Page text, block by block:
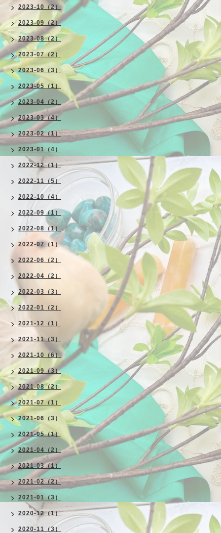
2023-10（2）
2023-09（2）
2023-08（2）
2023-07（2）
2023-06（3）
2023-05（1）
2023-04（2）
2023-03（4）
2023-02（1）
2023-01（4）
2022-12（1）
2022-11（5）
2022-10（4）
2022-09（1）
2022-08（1）
2022-07（1）
2022-06（2）
2022-04（2）
2022-03（3）
2022-01（2）
2021-12（1）
2021-11（3）
2021-10（6）
2021-09（3）
2021-08（2）
2021-07（1）
2021-06（3）
2021-05（1）
2021-04（2）
2021-03（1）
2021-02（2）
2021-01（3）
2020-12（1）
2020-11（3）